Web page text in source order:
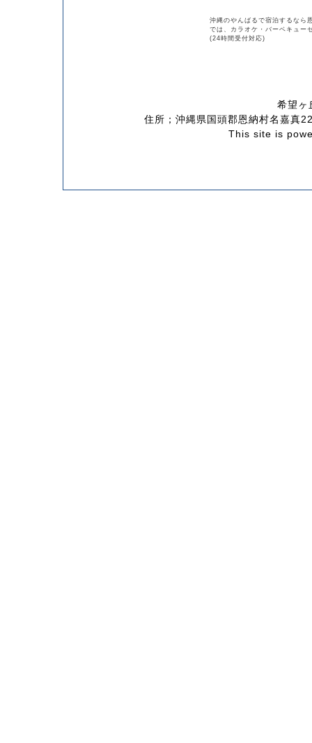
沖縄のやんばるで宿泊するなら
では、カラオケ・バーベキュー
(24時間受付対応)
希望ヶ
住所；沖縄県国頭郡恩納村名嘉
This site is